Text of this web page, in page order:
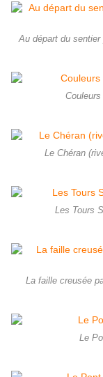
Au départ du
Le Chéran
Les Tours
La faille creusée
Le